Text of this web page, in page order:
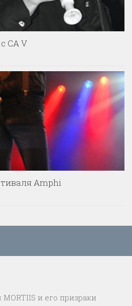
CA V
Amphi
MORTIIS и его призраки